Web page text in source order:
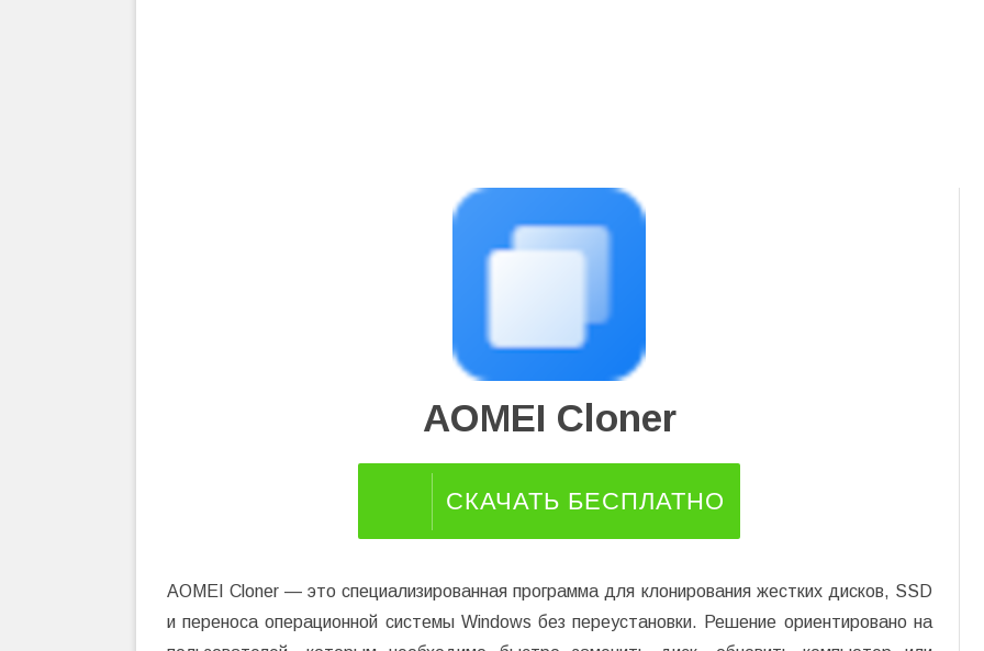
AOMEI Cloner
СКАЧАТЬ БЕСПЛАТНО
AOMEI Cloner — это специализированная программа для клонирования жестких дисков, SSD
и переноса операционной системы Windows без переустановки. Решение ориентировано на